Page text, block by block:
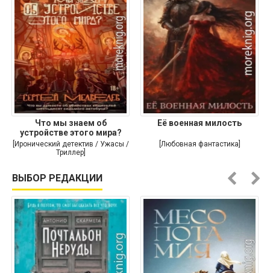
Что мы знаем об
устройстве этого мира?
[Иронический детектив / Ужасы /
Триллер]
Её военная милость
[Любовная фантастика]
ВЫБОР РЕДАКЦИИ